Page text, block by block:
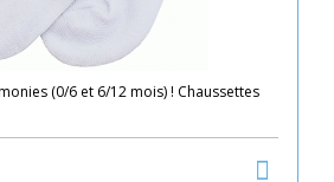
(0/6 et 6/12 mois) ! Chaussettes